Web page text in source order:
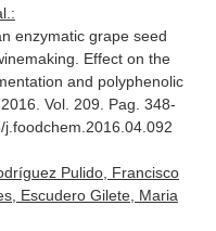
enzymatic grape seed
Effect on the
and polyphenolic
Vol. 209. Pag. 348-
Pulido, Francisco
Escudero Gilete, Maria